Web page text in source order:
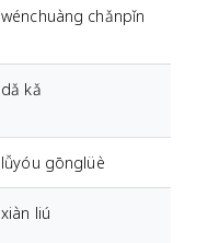
wénchuàng chǎnpǐn
dǎ kǎ
lǚyóu gōnglüè
xiàn liú